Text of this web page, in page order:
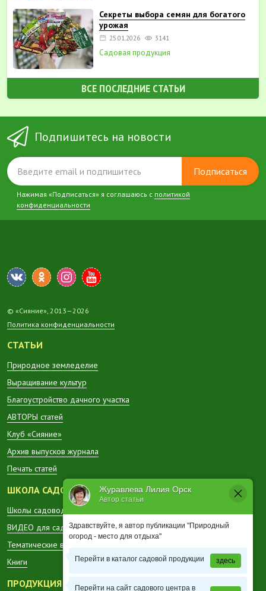
Журавлева Лилия Орск
Автор статьи
Здравствуйте, я автор публикации "Природный
огород - место для отдыха"
Перейти в каталог садовой продукции здесь
Перейти на сайт садового центра в
Секреты выбора семян для богатого
урожая
25.01.2026 3141
Садовая продукция
ВСЕ ПОСЛЕДНИЕ СТАТЬИ
Подпишитесь на новости
Подписаться
Нажимая «Подписаться» я соглашаюсь с политикой
конфиденциальности
© «Сияние», 2013—2026
Политика конфиденциальности
СТАТЬИ
Природное земледелие
Выращивание культур
Благоустройство дачного участка
АВТОРЫ статей
Клуб «Сияние»
Архив выпусков журнала
Печать статей
ШКОЛА САДОВОДА
Школы садоводов в регионах
ВИДЕО для садоводов
Тематические вестники
Книги
ПРОДУКЦИЯ